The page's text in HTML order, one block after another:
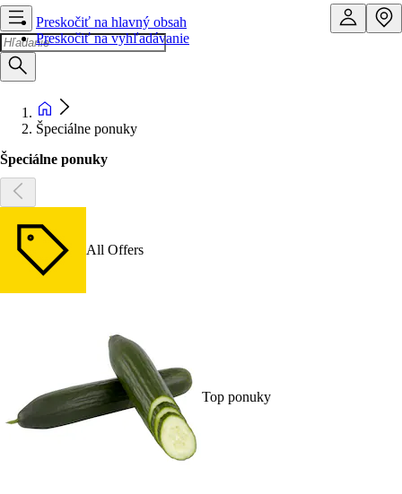
Preskočiť na hlavný obsah
Preskočiť na vyhľadávanie
Špeciálne ponuky
Špeciálne ponuky
All Offers
Top ponuky